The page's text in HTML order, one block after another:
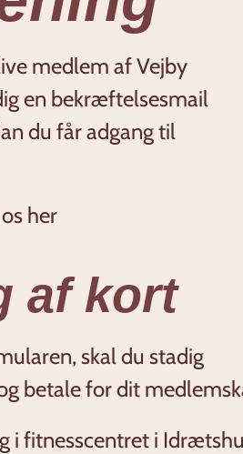
medlem af Vejby
en bekræftelsesmail
du får adgang til
her
af kort
skal du stadig
betale for dit
i fitnesscentret i